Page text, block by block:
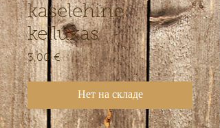
kaselehine
kellukas
3,00 €Цена
Нет на складе